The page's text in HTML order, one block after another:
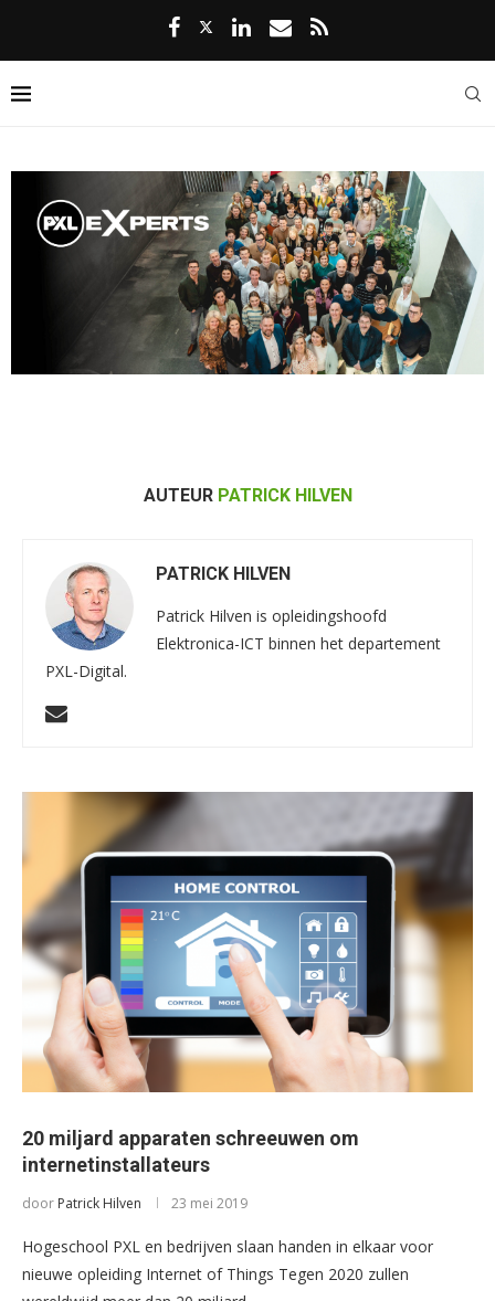
AUTEUR PATRICK HILVEN
PATRICK HILVEN
Patrick Hilven is opleidingshoofd
Elektronica-ICT binnen het departement
PXL-Digital.
20 miljard apparaten schreeuwen om
internetinstallateurs
door Patrick Hilven 23 mei 2019
Hogeschool PXL en bedrijven slaan handen in elkaar voor
nieuwe opleiding Internet of Things Tegen 2020 zullen